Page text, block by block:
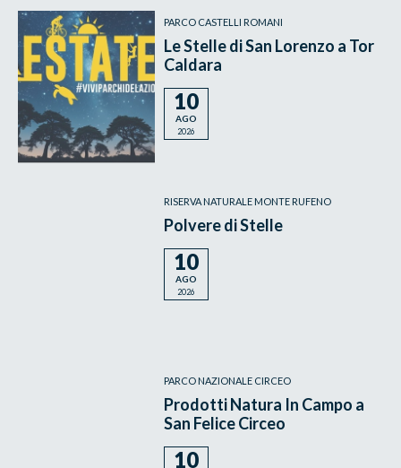
PARCO CASTELLI ROMANI
Le Stelle di San Lorenzo a Tor
Caldara
10
AGO
2026
RISERVA NATURALE MONTE RUFENO
Polvere di Stelle
10
AGO
2026
PARCO NAZIONALE CIRCEO
Prodotti Natura In Campo a
San Felice Circeo
10